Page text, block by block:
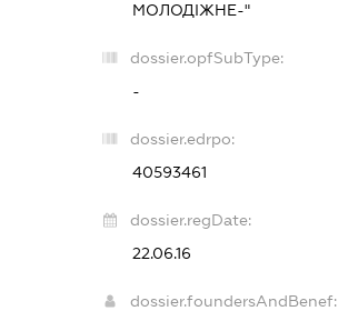
МОЛОДІЖНЕ-"
dossier.opfSubType:
-
dossier.edrpo:
40593461
dossier.regDate:
22.06.16
dossier.foundersAndBenef: